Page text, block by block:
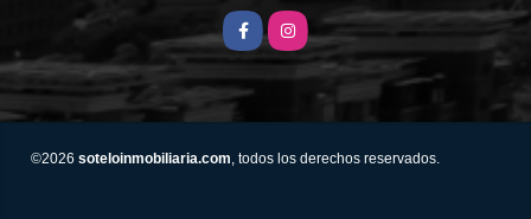
FacebookInstagram
©2026 soteloinmobiliaria.com, todos los derechos reservados.